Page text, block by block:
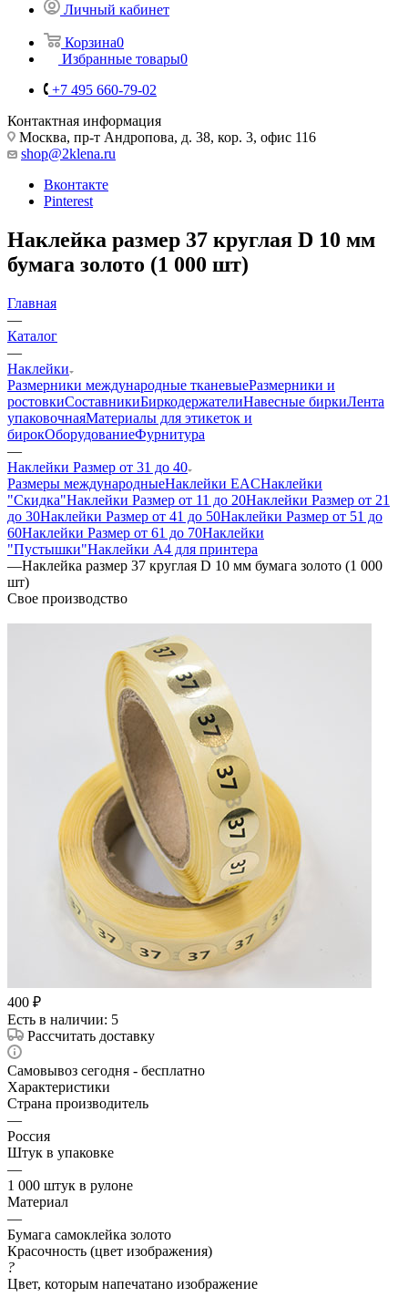
Личный кабинет
Корзина0
Избранные товары0
+7 495 660-79-02
Контактная информация
Москва, пр-т Андропова, д. 38, кор. 3, офис 116
shop@2klena.ru
Вконтакте
Pinterest
Наклейка размер 37 круглая D 10 мм
бумага золото (1 000 шт)
Главная
—
Каталог
—
Наклейки
Размерники международные тканевыеРазмерники и
ростовкиСоставникиБиркодержателиНавесные биркиЛента
упаковочнаяМатериалы для этикеток и
бирокОборудованиеФурнитура
—
Наклейки Размер от 31 до 40
Размеры международныеНаклейки EACНаклейки
"Скидка"Наклейки Размер от 11 до 20Наклейки Размер от 21
до 30Наклейки Размер от 41 до 50Наклейки Размер от 51 до
60Наклейки Размер от 61 до 70Наклейки
"Пустышки"Наклейки А4 для принтера
—Наклейка размер 37 круглая D 10 мм бумага золото (1 000
шт)
Свое производство
400 ₽
Есть в наличии: 5
Рассчитать доставку
Самовывоз сегодня - бесплатно
Характеристики
Страна производитель
—
Россия
Штук в упаковке
—
1 000 штук в рулоне
Материал
—
Бумага самоклейка золото
Красочность (цвет изображения)
?
Цвет, которым напечатано изображение